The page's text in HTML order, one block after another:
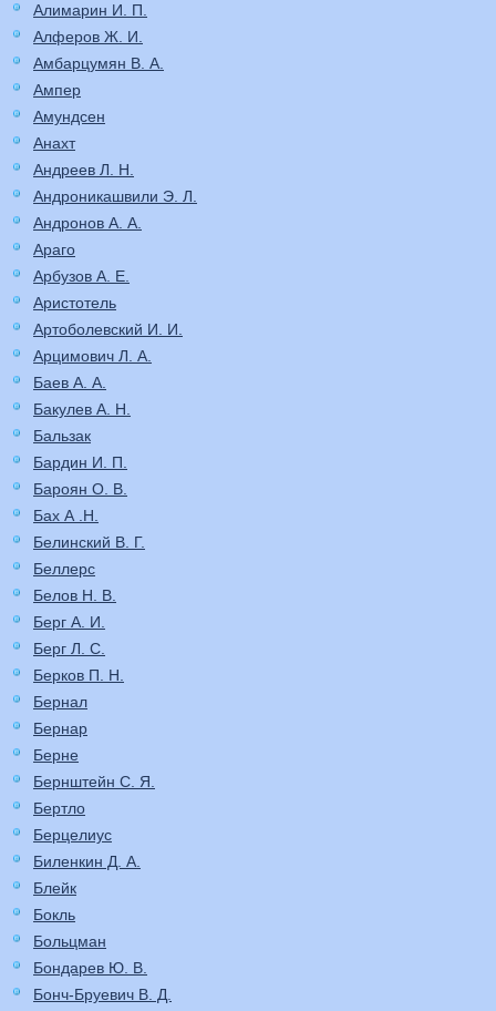
Алимарин И. П.
Алферов Ж. И.
Амбарцумян В. А.
Ампер
Амундсен
Анахт
Андреев Л. Н.
Андроникашвили Э. Л.
Андронов А. А.
Араго
Арбузов А. Е.
Аристотель
Артоболевский И. И.
Арцимович Л. А.
Баев А. А.
Бакулев А. Н.
Бальзак
Бардин И. П.
Бароян О. В.
Бах А .Н.
Белинский В. Г.
Беллерс
Белов Н. В.
Берг А. И.
Берг Л. С.
Берков П. Н.
Бернал
Бернар
Берне
Бернштейн С. Я.
Бертло
Берцелиус
Биленкин Д. А.
Блейк
Бокль
Больцман
Бондарев Ю. В.
Бонч-Бруевич В. Д.